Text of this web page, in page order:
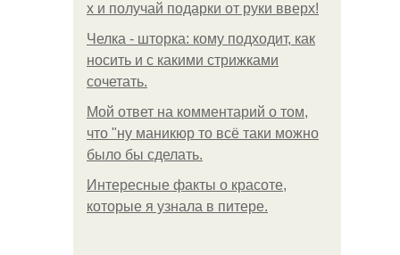
х и получай подарки от руки вверх!
Челка - шторка: кому подходит, как
носить и с какими стрижками
сочетать.
Мой ответ на комментарий о том,
что "ну маникюр то всё таки можно
было бы сделать.
Интересные факты о красоте,
которые я узнала в питере.